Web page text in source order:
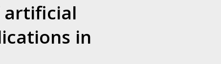
artificial
in